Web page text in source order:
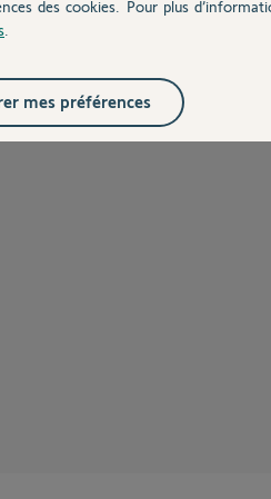
Posez votre
des cookies. Pour plus
mes préférences